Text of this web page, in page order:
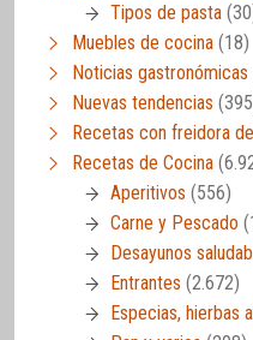
Tipos de pasta
Muebles de cocina (18)
Noticias gastronómicas
Nuevas tendencias
Recetas con freidora
Recetas de Cocina
Aperitivos (556)
Carne y Pescado
Desayunos
Entrantes (2.672)
Especias, hierbas